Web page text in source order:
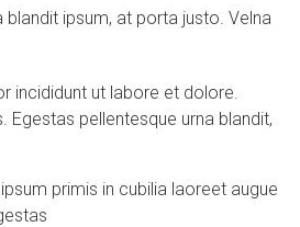
ipsum, at porta justo. Velna
incididunt ut labore et dolore.
pellentesque urna blandit,
primis in cubilia laoreet augue